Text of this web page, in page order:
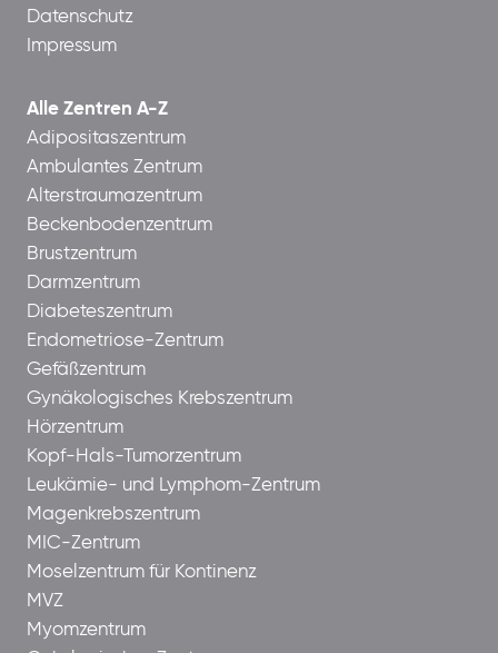
Datenschutz
Impressum
Alle Zentren A-Z
Adipositaszentrum
Ambulantes Zentrum
Alterstraumazentrum
Beckenbodenzentrum
Brustzentrum
Darmzentrum
Diabeteszentrum
Endometriose-Zentrum
Gefäßzentrum
Gynäkologisches Krebszentrum
Hörzentrum
Kopf-Hals-Tumorzentrum
Leukämie- und Lymphom-Zentrum
Magenkrebszentrum
MIC-Zentrum
Moselzentrum für Kontinenz
MVZ
Myomzentrum